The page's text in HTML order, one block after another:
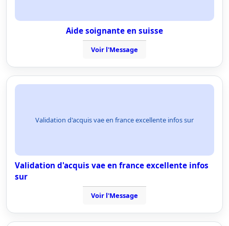
Aide soignante en suisse
Voir l'Message
Validation d'acquis vae en france excellente infos sur
Validation d'acquis vae en france excellente infos
sur
Voir l'Message